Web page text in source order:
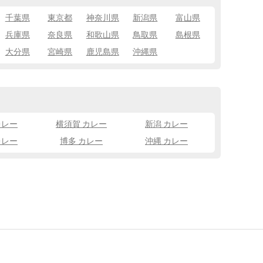
千葉県 東京都 神奈川県 新潟県
富山県
兵庫県 奈良県 和歌山県 鳥取県
島根県
大分県 宮崎県 鹿児島県 沖縄県
ー 横須賀 カレー
新潟 カレー
ー 博多 カレー 沖縄 カレー